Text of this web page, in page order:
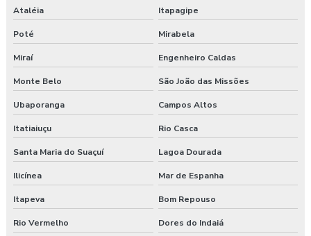
Ataléia Itapagipe
Poté Mirabela
Miraí Engenheiro Caldas
Monte Belo São João das Missões
Ubaporanga Campos Altos
Itatiaiuçu Rio Casca
Santa Maria do Suaçuí Lagoa Dourada
Ilicínea Mar de Espanha
Itapeva Bom Repouso
Rio Vermelho Dores do Indaiá